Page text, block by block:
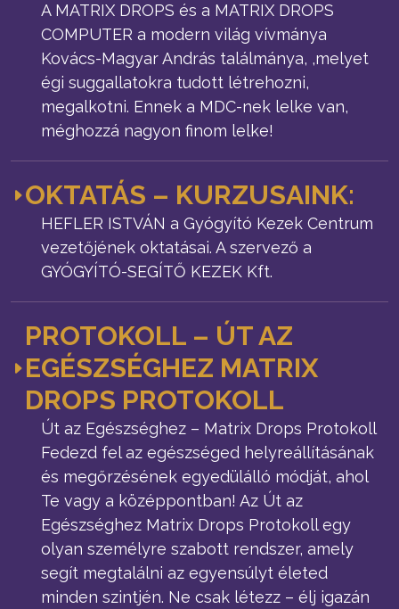
A MATRIX DROPS és a MATRIX DROPS
COMPUTER a modern világ vívmánya
Kovács-Magyar András találmánya, ,melyet
égi suggallatokra tudott létrehozni,
megalkotni. Ennek a MDC-nek lelke van,
méghozzá nagyon finom lelke!
OKTATÁS – KURZUSAINK:
HEFLER ISTVÁN a Gyógyító Kezek Centrum
vezetőjének oktatásai. A szervező a
GYÓGYÍTÓ-SEGÍTŐ KEZEK Kft.
PROTOKOLL – ÚT AZ
EGÉSZSÉGHEZ MATRIX
DROPS PROTOKOLL
Út az Egészséghez – Matrix Drops Protokoll
Fedezd fel az egészséged helyreállításának
és megőrzésének egyedülálló módját, ahol
Te vagy a középpontban! Az Út az
Egészséghez Matrix Drops Protokoll egy
olyan személyre szabott rendszer, amely
segít megtalálni az egyensúlyt életed
minden szintjén. Ne csak létezz – élj igazán